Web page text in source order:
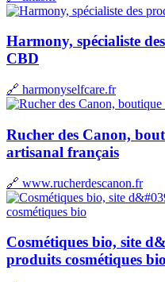
Harmony, spécialiste
CBD
🔗 harmonyselfcare.fr
Rucher des Canon,
artisanal français
🔗 www.rucherdescanon.fr
Cosmétiques bio, site
produits cosmétiques bio